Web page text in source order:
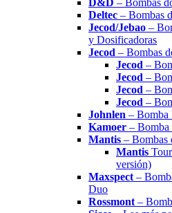
D&D – Bombas
Deltec – Bombas
Jecod/Jebao –
y Dosificadoras
Jecod – Bombas
Jecod –
Jecod –
Jecod –
Jecod –
Johnlen – Bomba
Kamoer – Bomba
Mantis – Bombas
Mantis
versión)
Maxspect –
Duo
Rossmont –